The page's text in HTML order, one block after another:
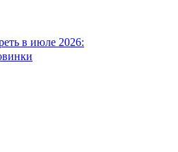
в июле 2026: